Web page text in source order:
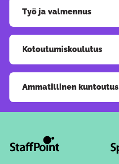
Työ ja valmennus
Kotoutumiskoulutus
Ammatillinen kuntoutus